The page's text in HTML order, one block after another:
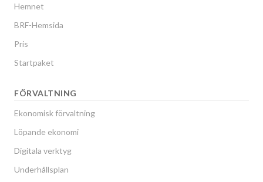
Hemnet
BRF-Hemsida
Pris
Startpaket
FÖRVALTNING
Ekonomisk förvaltning
Löpande ekonomi
Digitala verktyg
Underhållsplan